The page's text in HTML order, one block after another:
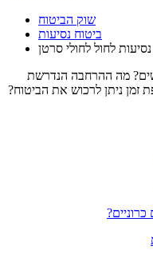
שוק הביטוח
ביטוח נסיעות
לחול לחולי סרטן
מה ההרחבה הנדרשת
זמן ניתן לרכוש את הביטוח?